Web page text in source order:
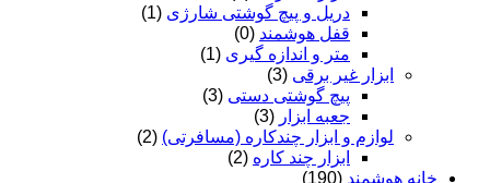
دریل و پیچ گوشتی شارژی (1)
قفل هوشمند (0)
متر و اندازه گیری (1)
ابزار غیر برقی (3)
پیچ گوشتی دستی (3)
جعبه ابزار (3)
لوازم و ابزار چندکاره (مسافرتی) (2)
ابزار چند کاره (2)
خانه هوشمند (190)